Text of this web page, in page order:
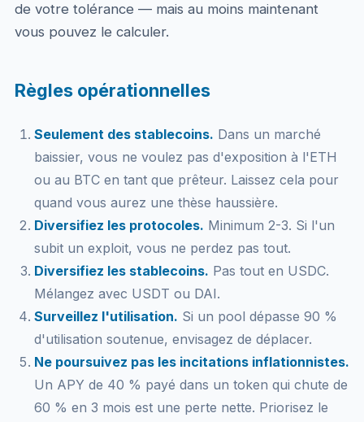
de votre tolérance — mais au moins maintenant
vous pouvez le calculer.
Règles opérationnelles
Seulement des stablecoins. Dans un marché
baissier, vous ne voulez pas d'exposition à l'ETH
ou au BTC en tant que prêteur. Laissez cela pour
quand vous aurez une thèse haussière.
Diversifiez les protocoles. Minimum 2-3. Si l'un
subit un exploit, vous ne perdez pas tout.
Diversifiez les stablecoins. Pas tout en USDC.
Mélangez avec USDT ou DAI.
Surveillez l'utilisation. Si un pool dépasse 90 %
d'utilisation soutenue, envisagez de déplacer.
Ne poursuivez pas les incitations inflationnistes.
Un APY de 40 % payé dans un token qui chute de
60 % en 3 mois est une perte nette. Priorisez le